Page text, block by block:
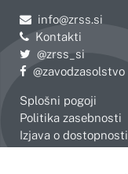
Pošljite e-mail na
info@zrss.si
Kontakti
Pojdite na Twitter:
@zrss_si
Pojdite na Facebook:
@zavodzasolstvo
Splošni pogoji
Politika zasebnosti
Izjava o dostopnosti